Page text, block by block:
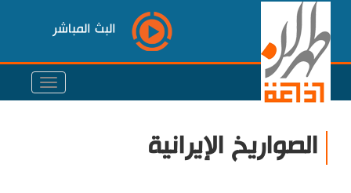
البث المباشر
الصواريخ الإيرانية